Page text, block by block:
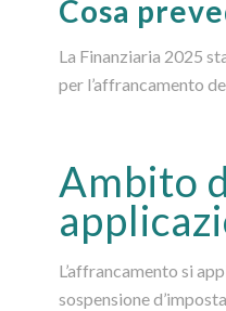
Cosa
La Finanziaria 2025
per l’affrancamento
Ambito
L’affrancamento si
sospensione